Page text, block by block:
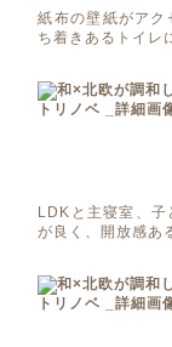
紙布の壁紙がアク
ち着きあるトイレ
LDKと主寝室、子
が良く、開放感あ